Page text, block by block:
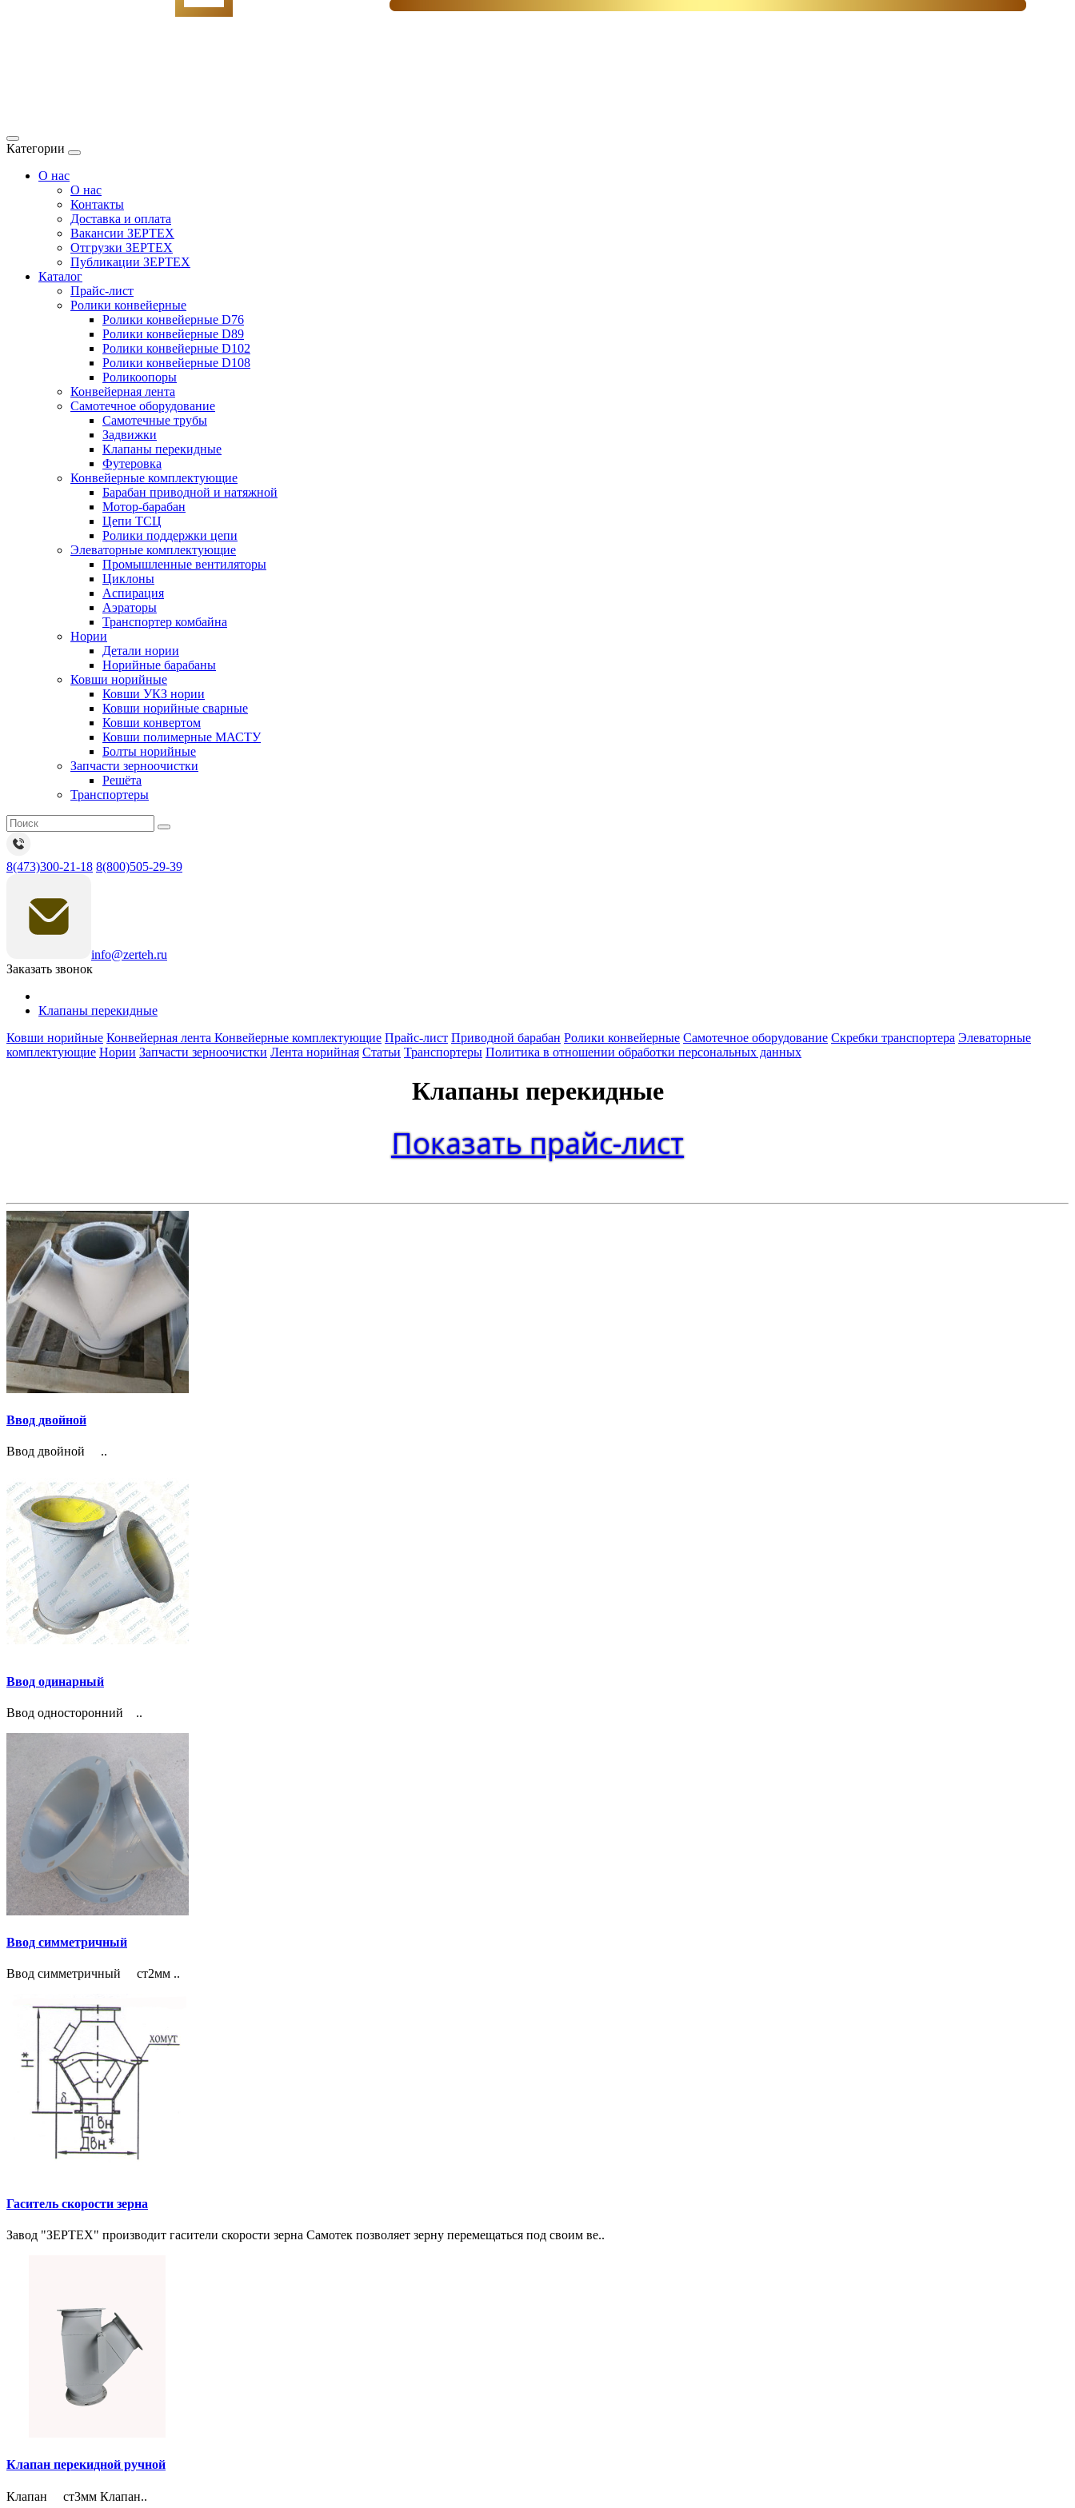
Категории
О нас
О нас
Контакты
Доставка и оплата
Вакансии ЗЕРТЕХ
Отгрузки ЗЕРТЕХ
Публикации ЗЕРТЕХ
Каталог
Прайс-лист
Ролики конвейерные
Ролики конвейерные D76
Ролики конвейерные D89
Ролики конвейерные D102
Ролики конвейерные D108
Роликоопоры
Конвейерная лента
Самотечное оборудование
Самотечные трубы
Задвижки
Клапаны перекидные
Футеровка
Конвейерные комплектующие
Барабан приводной и натяжной
Мотор-барабан
Цепи ТСЦ
Ролики поддержки цепи
Элеваторные комплектующие
Промышленные вентиляторы
Циклоны
Аспирация
Аэраторы
Транспортер комбайна
Нории
Детали нории
Норийные барабаны
Ковши норийные
Ковши УКЗ нории
Ковши норийные сварные
Ковши конвертом
Ковши полимерные МАСТУ
Болты норийные
Запчасти зерноочистки
Решёта
Транспортеры
8(473)300-21-18 8(800)505-29-39
info@zerteh.ru
Заказать звонок
Клапаны перекидные
Ковши норийные Конвейерная лента Конвейерные комплектующие Прайс-лист Приводной барабан Ролики конвейерные Самотечное оборудование Скребки транспортера Элеваторные
комплектующие Нории Запчасти зерноочистки Лента норийная Статьи Транспортеры Политика в отношении обработки персональных данных
Клапаны перекидные
Показать прайс-лист
Ввод двойной
Ввод двойной ..
Ввод одинарный
Ввод односторонний ..
Ввод симметричный
Ввод симметричный ст2мм ..
Гаситель скорости зерна
Завод "ЗЕРТЕХ" производит гасители скорости зерна Самотек позволяет зерну перемещаться под своим ве..
Клапан перекидной ручной
Клапан ст3мм Клапан..